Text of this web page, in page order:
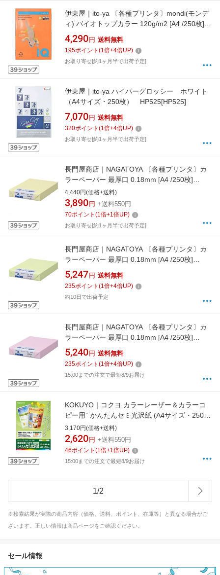
伊東屋｜ito-ya 〔各種プリンタ〕mondi(モンデ
ィ) バイオトップカラー 120g/m2 [A4 /250枚]
マスタード BT733[BT733]
4,290 円 送料無料
195ポイント (1倍+4倍UP)
お取り寄せ[約1ヶ月半で出荷予定]
伊東屋｜ito-ya ハイパーグロッシー ホワイト
（A4サイズ・250枚） HP525[HP525]
7,070 円 送料無料
320ポイント (1倍+4倍UP)
お取り寄せ[約1ヶ月半で出荷予定]
長門屋商店｜NAGATOYA 〔各種プリンタ〕カ
ラーペーパー 最厚口 0.18mm [A4 /250枚]
ナ-3552 レモン[ナ3552]
4,440円(価格+送料)
3,890 円 +送料550円
70ポイント (1倍+1倍UP)
お取り寄せ[約1ヶ月半で出荷予定]
長門屋商店｜NAGATOYA 〔各種プリンタ〕カ
ラーペーパー 最厚口 0.18mm [A4 /250枚]
ナ-3556 若草[ナ3556]
5,247 円 送料無料
235ポイント (1倍+4倍UP)
約10日で出荷予定
長門屋商店｜NAGATOYA 〔各種プリンタ〕カ
ラーペーパー 最厚口 0.18mm [A4 /250枚]
ナ-3569 さくら[ナ3569]
5,240 円 送料無料
235ポイント (1倍+4倍UP)
15:00までの注文で最短8/9お届け
KOKUYO｜コクヨ カラーレーザー＆カラーコ
ピー用” かんたんセミ光沢紙 (A4サイズ・250
枚) 白色度88%程度 LBP-
KFH1115[LBPKFH1115]
3,170円(価格+送料)
2,620 円 +送料550円
46ポイント (1倍+1倍UP)
15:00までの注文で最短8/9お届け
1/2
※検索結果が実際の商品内容（価格、送料、ポイント、在庫等）と異なる場合がご
ざいます。正しい情報は商品ページをご確認ください。
セール情報